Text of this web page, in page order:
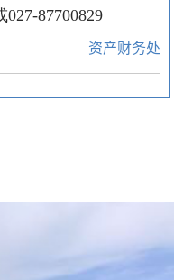
027-87700829
资产财务处